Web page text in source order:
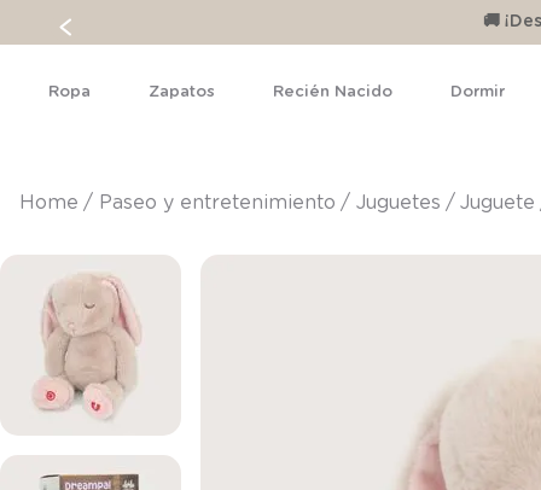
🚚
Ropa Zapatos Recién Nacido Dormir
paseo y entretenimiento juguetes juguete